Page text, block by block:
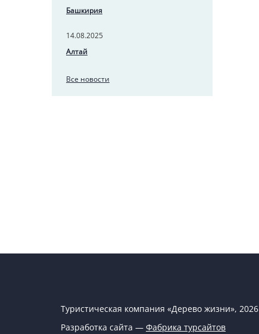
Башкирия
14.08.2025
Алтай
Все новости
Туристическая компания «Дерево жизни», 2026
Разработка сайта — Фабрика турсайтов